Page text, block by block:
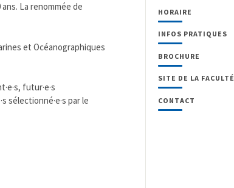
La renommée de
et Océanographiques
futur·e·s
sélectionné·e·s par le
HORAIRE
INFOS PRATIQUES
BROCHURE
SITE DE LA FACULTÉ
CONTACT